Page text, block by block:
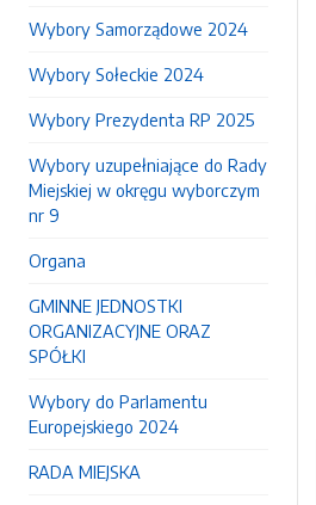
Wybory Samorządowe 2024
Wybory Sołeckie 2024
Wybory Prezydenta RP 2025
Wybory uzupełniające do Rady
Miejskiej w okręgu wyborczym
nr 9
Organa
GMINNE JEDNOSTKI
ORGANIZACYJNE ORAZ
SPÓŁKI
Wybory do Parlamentu
Europejskiego 2024
RADA MIEJSKA